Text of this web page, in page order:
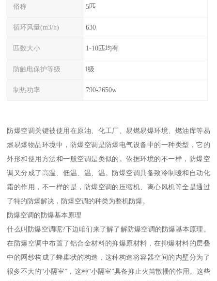
俗称 5匹
循环风量(m3/h) 630
匹数大小 1-10匹均有
防触电保护等级 Ⅰ级
制热功率 790-2650w
防爆空调关键被使用在原油、化工厂、易燃易爆环境、燃油库等易
燃易爆物品环境中，防爆空调是防爆电气设备中的一种类型，它的
外形和使用方法和一般空调是类似的。依据环境的不一样，防爆空
调又分成了高温、低温、温、温。防爆空调具备致冷制暖和自动化
霜的作用，不一样的是，防爆空调的压缩机、离心风机等全是通过
了特的防爆解决，防爆空调的种类为整机防爆。
防爆空调的防爆基本原理
什么叫防爆空调呢?下边咱们来了解了解防爆空调的防爆基本原理。
在防爆空调中布置了铝合金材料的抑爆原材料，在抑爆材料的层叠
中的网纱构成了蜂巢状的构造，这种构造将容器空间的内壁分为了
很多不大的“小隔室”，这种“小隔室”具备抑止火苗散播的作用。这些